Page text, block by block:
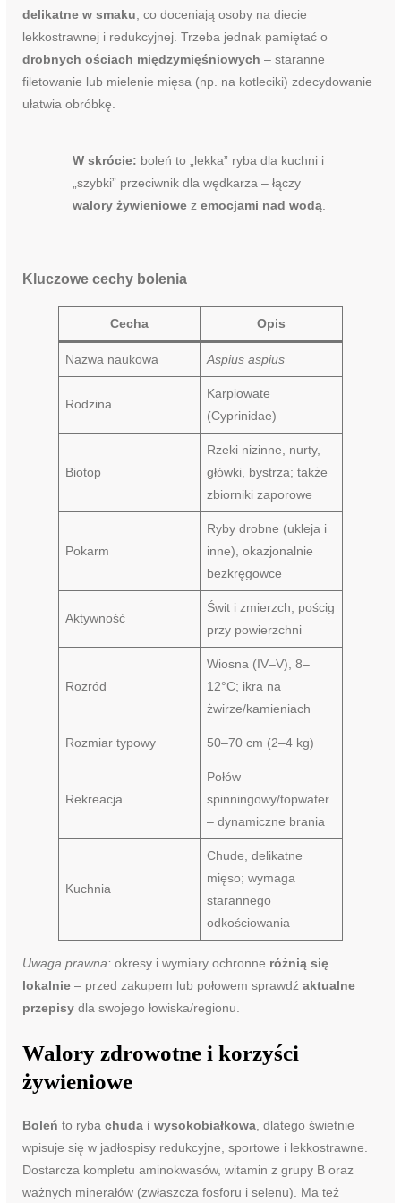
delikatne w smaku, co doceniają osoby na diecie
lekkostrawnej i redukcyjnej. Trzeba jednak pamiętać o
drobnych ościach międzymięśniowych – staranne
filetowanie lub mielenie mięsa (np. na kotleciki) zdecydowanie
ułatwia obróbkę.
W skrócie: boleń to „lekka” ryba dla kuchni i
„szybki” przeciwnik dla wędkarza – łączy
walory żywieniowe zemocjami nad wodą.
Kluczowe cechy bolenia
Cecha Opis
Nazwa naukowa Aspius aspius
Rodzina
Karpiowate
(Cyprinidae)
Biotop
Rzeki nizinne, nurty,
główki, bystrza; także
zbiorniki zaporowe
Pokarm
Ryby drobne (ukleja i
inne), okazjonalnie
bezkręgowce
Aktywność
Świt i zmierzch; pościg
przy powierzchni
Rozród
Wiosna (IV–V), 8–
12°C; ikra na
żwirze/kamieniach
Rozmiar typowy 50–70 cm (2–4 kg)
Rekreacja
Połów
spinningowy/topwater
– dynamiczne brania
Kuchnia
Chude, delikatne
mięso; wymaga
starannego
odkościowania
Uwaga prawna:okresy i wymiary ochronne różnią się
lokalnie– przed zakupem lub połowem sprawdź aktualne
przepisydla swojego łowiska/regionu.
Walory zdrowotne i korzyści
żywieniowe
Boleń to ryba chuda i wysokobiałkowa, dlatego świetnie
wpisuje się w jadłospisy redukcyjne, sportowe i lekkostrawne.
Dostarcza kompletu aminokwasów, witamin z grupy B oraz
ważnych minerałów (zwłaszcza fosforu i selenu). Ma też